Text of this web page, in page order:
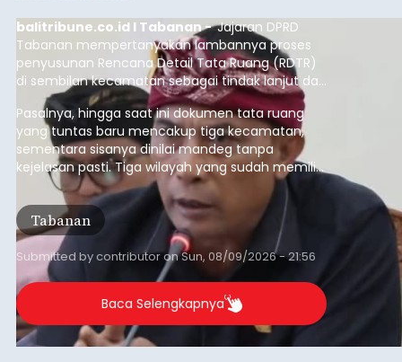
balitribune.co.id I Tabanan -Jajaran DPRD
Tabanan mempertanyakan lambannya proses
penyusunan Rencana Detail Tata Ruang (RDTR)
di sembilan kecamatan sebagai tindak lanjut dari
pelaksanaan RTRW.
Pasalnya, hingga saat ini dokumen tata ruang
yang tuntas baru mencakup tiga kecamatan,
sementara sisanya dinilai mandeg tanpa
kejelasan pasti. Tiga wilayah yang sudah memiliki
RDTR tersebut meliputi Kecamatan Kediri,
Tabanan, dan Selemadeg Barat.
Tabanan
Submitted bycontributoronSun, 08/09/2026 - 21:56
Baca Selengkapnya